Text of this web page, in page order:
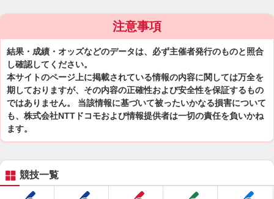
注意事項
結果・成績・オッズなどのデータは、必ず主催者発行のものと照合
し確認してください。
本サイトのページ上に掲載されている情報の内容に関しては万全を
期しておりますが、その内容の正確性および安全性を保証するもの
ではありません。 当該情報に基づいて被ったいかなる損害について
も、株式会社NTTドコモおよび情報提供者は一切の責任を負いかね
ます。
競技一覧